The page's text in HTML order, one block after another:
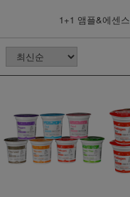
1+1 앰플&에센스